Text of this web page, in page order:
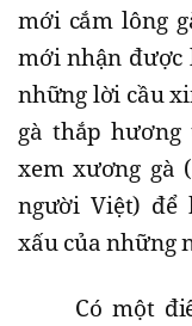
mới cắm lông
mới nhận được
những lời cầu
gà thắp
xem xương gà
người Việt) để
xấu của những
Có một